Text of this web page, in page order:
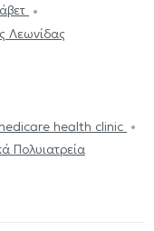
Λεωνίδας
health clinic
Πολυιατρεία